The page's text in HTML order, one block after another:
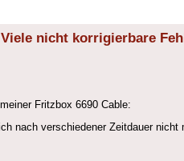
nicht korrigierbare
Fritzbox 6690 Cable:
nach verschiedener Zeitdauer nicht